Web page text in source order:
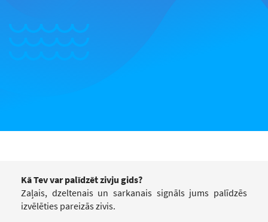
Kā Tev var palīdzēt zivju gids?
Zaļais, dzeltenais un sarkanais signāls jums palīdzēs
izvēlēties pareizās zivis.